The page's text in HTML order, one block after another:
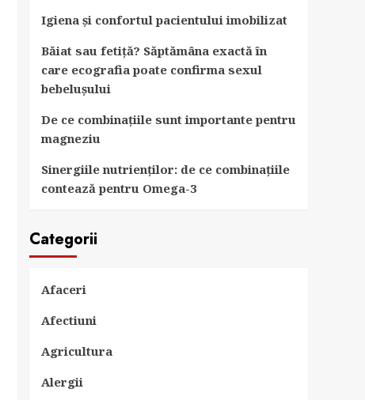
Igiena și confortul pacientului imobilizat
Băiat sau fetiță? Săptămâna exactă în
care ecografia poate confirma sexul
bebelușului
De ce combinațiile sunt importante pentru
magneziu
Sinergiile nutrienților: de ce combinațiile
contează pentru Omega-3
Categorii
Afaceri
Afectiuni
Agricultura
Alergii